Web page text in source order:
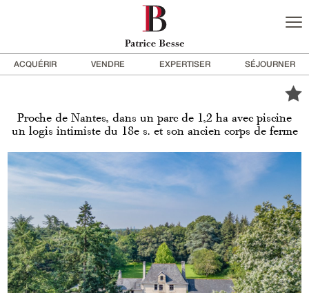
ACQUÉRIR VENDRE EXPERTISER SÉJOURNER
Proche de Nantes, dans un parc de 1,2 ha avec piscine
un logis intimiste du 18e s. et son ancien corps de ferme